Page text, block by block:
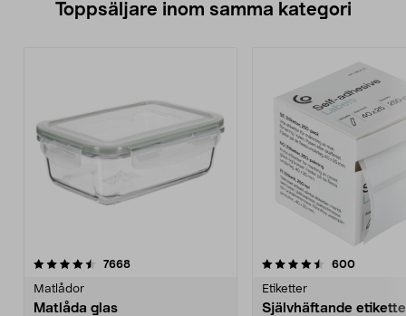
Toppsäljare inom samma kategori
7668recensioner
Matlådor
Matlåda glas
4.5 av 5 stjärnor 600
Etiketter
Självhäftande
4.5 av 5 stjärnor